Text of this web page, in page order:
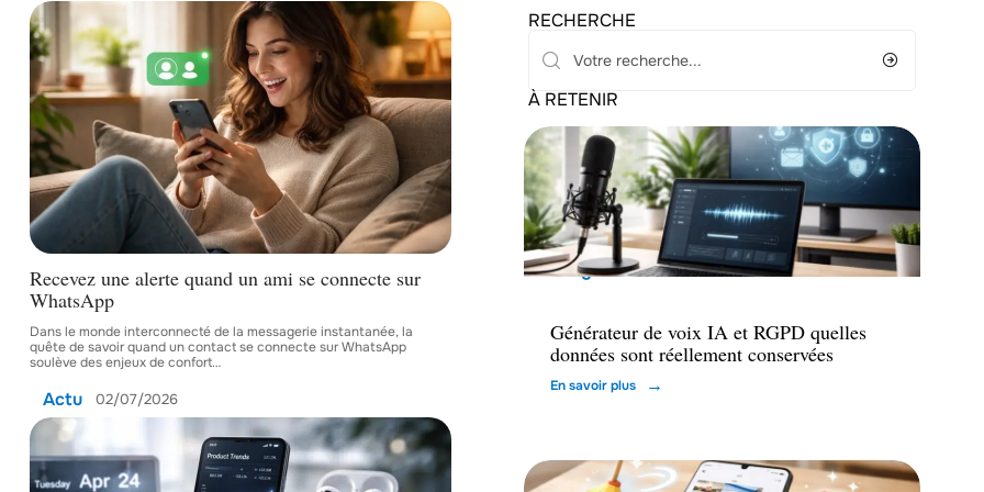
Recevez une alerte quand un ami se connecte sur
WhatsApp
Dans le monde interconnecté de la messagerie instantanée, la
quête de savoir quand un contact se connecte sur WhatsApp
soulève des enjeux de confort…
Actu 02/07/2026
RECHERCHE
À RETENIR
High-Tech
Générateur de voix IA et RGPD quelles
données sont réellement conservées
En savoir plus